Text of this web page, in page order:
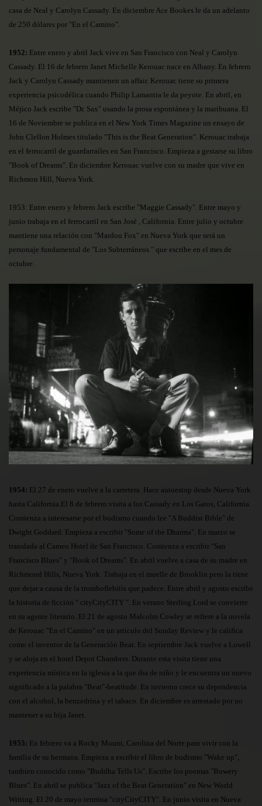
casa de Neal y Carolyn Cassady. En diciembre Ace Bookes le da un adelanto
de 250 dólares por "En el Camino".
1952: Entre enero y abril Jack vive en San Francisco con Neal y Carolyn
Cassady. El 16 de febrero Janet Michelle Kerouac nace en Albany. En febrero
Jack y Carolyn Cassady mantienen un affair. Kerouac tiene su primera
experiencia psicodélica cuando Philip Lamantia le da peyote. En abril, en
Méjico Jack escribe "Dr. Sax" usando la prosa espontánea y la marihuana. El
16 de Noviembre se publica en el New York Times Magazine un ensayo de
John Clellon Holmes titulado "This is the Beat Generation". Kerouac trabaja
en el ferrocarril de guardarraíles en San Francisco. Empieza a gestarse su libro
"Book of Dreams". En diciembre Kerouac vuelve con su madre que vive en
Richmon Hill, Nueva York.
1953: Entre enero y febrero Jack escribe "Maggie Cassady". Entre mayo y
junio trabaja en el ferrocarril en San José , California. Entre julio y octubre
mantiene una relación con "Mardou Fox" en Nueva York que será un
personaje fundamental de "Los Subterráneos " que escribe en el mes de
octubre.
1954: El 27 de enero vuelve a la carretera. Hace autoestop desde Nueva York
hasta California.El 8 de febrero visita a los Cassady en Los Gatos, California.
Comienza a interesarse por el budismo cuando lee "A Buddist Bible" de
Dwight Goddard. Empieza a escribir "Some of the Dharma". En marzo se
translada al Cameo Hotel de San Francisco. Comienza a escribir "San
Francisco Blues" y "Book of Dreams". En abril vuelve a casa de su madre en
Richmond Hills, Nueva York. Trabaja en el muelle de Brooklin pero la tiene
que dejar a causa de la tromboflebitis que padece. Entre abril y agosto escribe
la historia de ficción " cityCityCITY ". En verano Sterling Lord se convierte
en su agente literario. El 21 de agosto Malcolm Cowley se refiere a la novela
de Kerouac "En el Camino" en un artículo del Sunday Review y le califica
como el inventor de la Generación Beat. En septiembre Jack vuelve a Lowell
y se aloja en el hotel Depot Chambers. Durante esta visita tiene una
experiencia mística en la iglesia a la que iba de niño y le encuentra un nuevo
significado a la palabra "Beat"-beatitude. En invierno crece su dependencia
con el alcohol, la benzedrina y el tabaco. En diciembre es arrestado por no
mantener a su hija Janet.
1955: En febrero va a Rocky Mount, Carolina del Norte para vivir con la
familia de su hermana. Empieza a escribir el libro de budismo "Wake up",
tambien conocido como "Buddha Tells Us". Escribe los poemas "Bowery
Blues". En abril se publica "Jazz of the Beat Generation" en New World
Writing. El 20 de mayo termina "cityCityCITY". En junio visita en Nueva